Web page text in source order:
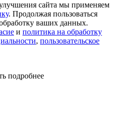
сайта мы применяем
. Продолжая пользоваться
ваших данных.
и политика на обработку
, пользовательское
подробнее